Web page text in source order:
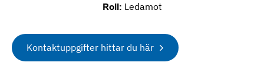
Roll: Ledamot
Kontaktuppgifter hittar du här